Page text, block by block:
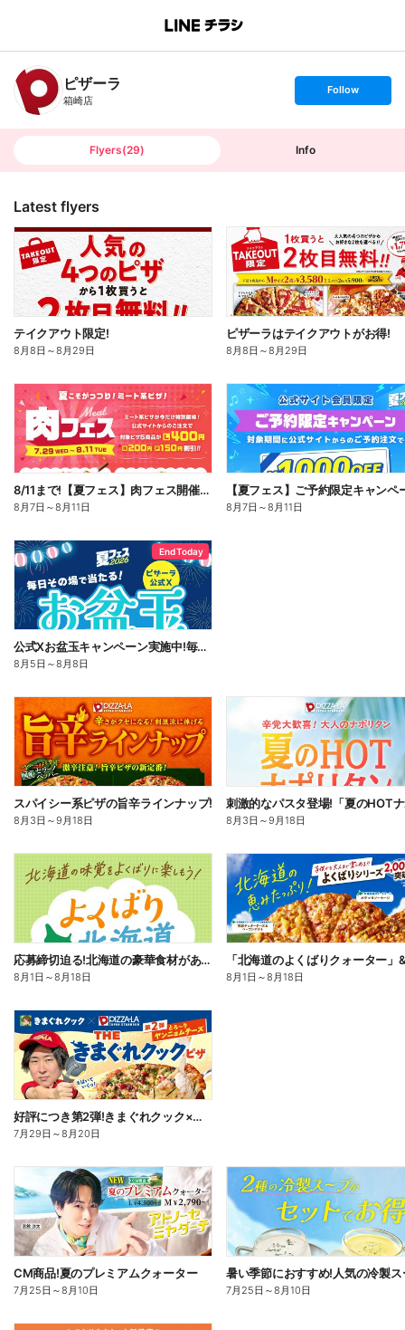
B
n
c
h
T
ピザーラ
箱崎店
s
t
o
Follow
Flyers(29) Info
Latest flyers
テイクアウト限定!
8月8日 ～8月29日
ピザーラはテイクアウトがお得!
8月8日 ～8月29日
8/11まで!【夏フェス】肉フェス開催中!
8月7日 ～8月11日
【夏フェス】ご予約限定キャンペ
8月7日 ～8月11日
End Today
公式Xお盆玉キャンペーン実施中!毎日その場で2,500円分のネットクーポンがあたる!
8月5日 ～8月8日
スパイシー系ピザの旨辛ラインナップ!
8月3日 ～9月18日 8月3日 ～9月18日
応募締切迫る!北海道の豪華食材があたるプレゼントキャンペーン
8月1日 ～8月18日 8月1日 ～8月18日
好評につき第2弾!きまぐれクック×ピザーラ コラボピザ新登場
7月29日 ～8月20日
CM商品!夏のプレミアムクォーター
7月25日 ～8月10日 7月25日 ～8月10日